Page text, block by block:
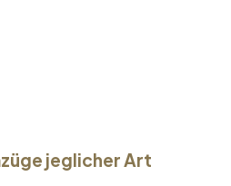
jeglicher Art